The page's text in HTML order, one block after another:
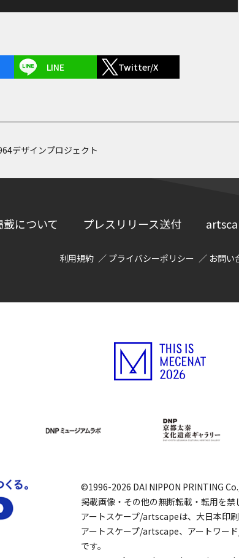
LINE Twitter/X
デザインプロジェクト
について プレスリリース送付
利用規約 プライバシーポリシー お問い
©1996-2026 DAI NIPPON PRINTING
掲載画像・その他の無断転載・転用を禁
アートスケープ/artscapeは、大日本印
アートスケープ/artscape、アートワー
です。